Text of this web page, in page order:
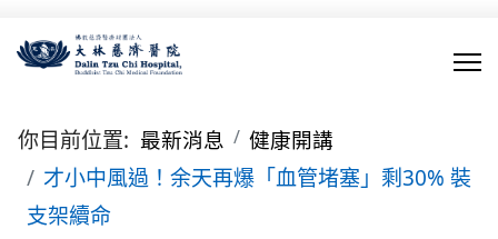
你目前位置: 最新消息 健康開講
才小中風過！余天再爆「血管堵塞」剩30% 裝
支架續命